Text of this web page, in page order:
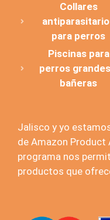
Collares
para perros
Piscinas para
perros
bañeras
Jalisco y yo
de Amazon Product
programa nos
productos que